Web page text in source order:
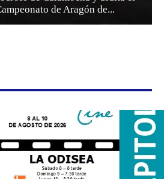
de Aragón de...